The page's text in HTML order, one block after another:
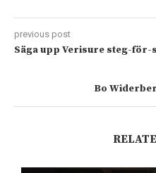
previous post
Säga upp Verisure steg-för-
Bo